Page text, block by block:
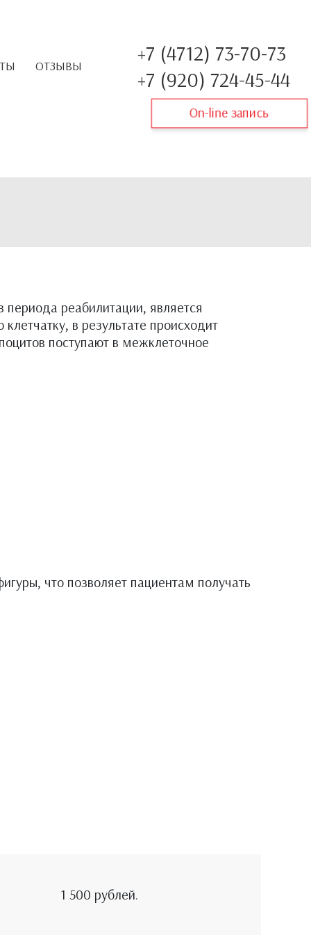
ОТЗЫВЫ
+7 (4712) 73-70-73
+7 (920) 724-45-44
On-line запись
реабилитации, является
в результате происходит
поступают в межклеточное
что позволяет пациентам получать
1 500 рублей.